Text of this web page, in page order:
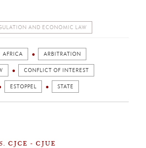
AND ECONOMIC LAW
AFRICA ARBITRATION
CONFLICT OF INTEREST
ESTOPPEL STATE
CJCE - CJUE